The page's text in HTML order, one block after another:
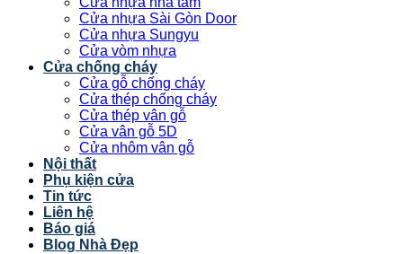
Cửa nhựa Sài Gòn Door
Cửa nhựa Sungyu
Cửa vòm nhựa
Cửa chống cháy
Cửa gỗ chống cháy
Cửa thép chống cháy
Cửa thép vân gỗ
Cửa vân gỗ 5D
Cửa nhôm vân gỗ
Nội thất
Phụ kiện cửa
Tin tức
Liên hệ
Báo giá
Blog Nhà Đẹp